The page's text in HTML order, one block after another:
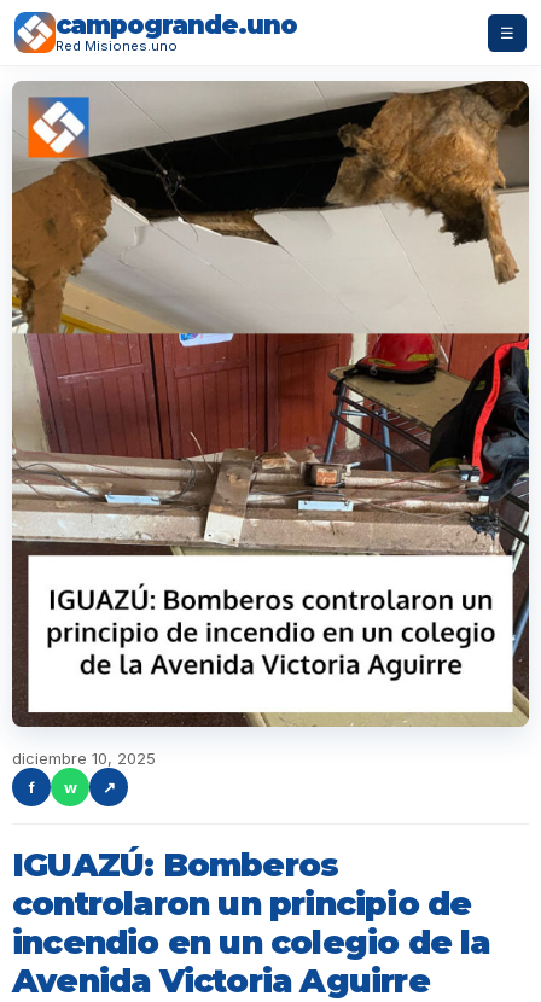
campogrande.uno
Red Misiones.uno
☰
diciembre 10, 2025
f
w ↗
IGUAZÚ: Bomberos
controlaron un principio de
incendio en un colegio de la
Avenida Victoria Aguirre